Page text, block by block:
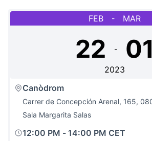
FEB - MAR
22 - 01
2023
Canòdrom
Carrer de Concepción Arenal, 165,
Sala Margarita Salas
12:00 PM - 14:00 PM CET